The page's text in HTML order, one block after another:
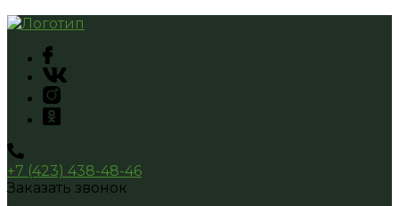
+7 (423) 438-48-46
Заказать звонок